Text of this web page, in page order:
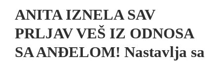
ANITA IZNELA SAV
PRLJAV VEŠ IZ ODNOSA
SA ANĐELOM! Nastavlja sa